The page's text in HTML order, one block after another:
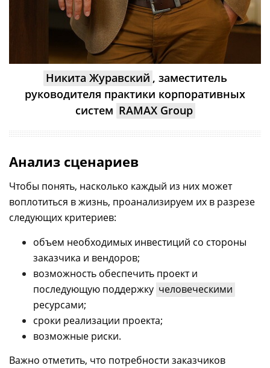
Никита Журавский , заместитель
руководителя практики корпоративных
систем RAMAX Group
Анализ сценариев
Чтобы понять, насколько каждый из них может
воплотиться в жизнь, проанализируем их в разрезе
следующих критериев:
объем необходимых инвестиций со стороны
заказчика и вендоров;
возможность обеспечить проект и
последующую поддержку человеческими
ресурсами;
сроки реализации проекта;
возможные риски.
Важно отметить, что потребности заказчиков